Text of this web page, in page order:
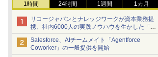
1時間 24時間 1週間 1カ月
リコージャパンとナレッジワークが資本業務提
携、社内6000人の実践ノウハウを生かした「AI
商談記録 for RICOH」を展開へ
Salesforce、AIチームメイト「Agentforce
Coworker」の一般提供を開始